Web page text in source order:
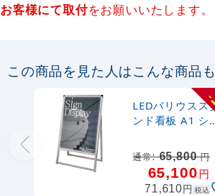
お客様にて取付をお願いいたします。
この商品を見た人はこんな商品
LEDバリウスス
ンド看板 A1 シ
(VASKLED-A1K)
通常:65,800円
65,100円
71,610円 税込